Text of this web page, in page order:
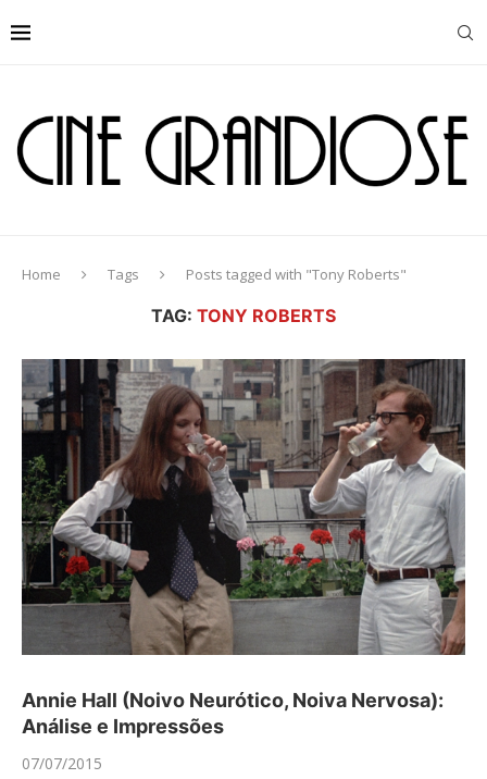
Home Tags Posts tagged with "Tony Roberts"
TAG: TONY ROBERTS
Annie Hall (Noivo Neurótico, Noiva Nervosa):
Análise e Impressões
07/07/2015